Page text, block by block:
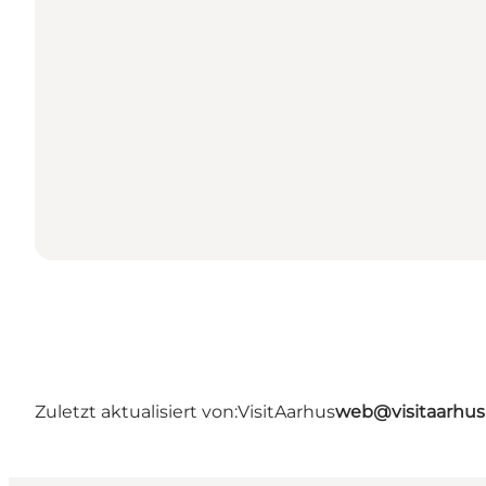
Zuletzt aktualisiert von:VisitAarhus